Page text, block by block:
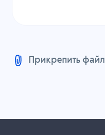
Прикрепить файл